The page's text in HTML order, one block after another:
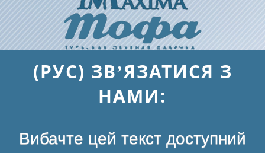
(РУС) ЗВ’ЯЗАТИСЯ З
НАМИ:
Вибачте цей текст доступний